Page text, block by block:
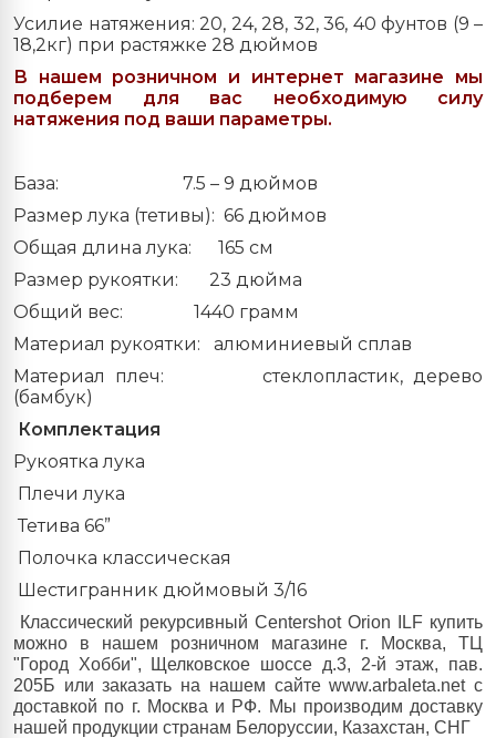
Усилие натяжения: 20, 24, 28, 32, 36, 40 фунтов (9 –
18,2кг) при растяжке 28 дюймов
В нашем розничном и интернет магазине мы
подберем для вас необходимую силу
натяжения под ваши параметры.
База:
7.5 – 9 дюймов
Размер лука (тетивы): 66 дюймов
Общая длина лука:
165 см
Размер рукоятки:
23 дюйма
Общий вес:
1440 грамм
Материал рукоятки:
алюминиевый сплав
Материал плеч:
стеклопластик, дерево
(бамбук)
Комплектация
Рукоятка лука
Плечи лука
Тетива 66”
Полочка классическая
Шестигранник дюймовый 3/16
Классический рекурсивный Centershot Orion ILF купить
можно в нашем розничном магазине г. Москва, ТЦ
"Город Хобби", Щелковское шоссе д.3, 2-й этаж, пав.
205Б или заказать на нашем сайте www.arbaleta.netс
доставкой по г. Москва и РФ. Мы производим доставку
нашей продукции странам Белоруссии, Казахстан, СНГ